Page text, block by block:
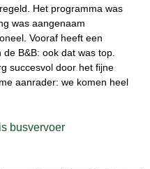
Het programma was
was aangenaam
Vooraf heeft een
B&B: ook dat was top.
succesvol door het fijne
aanrader: we komen heel
busvervoer